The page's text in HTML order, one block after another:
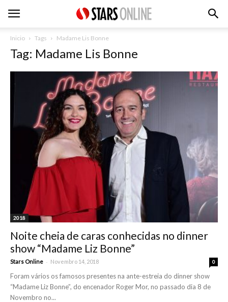
Inicio Tags Madame Lis Bonne
Tag: Madame Lis Bonne
2018
Noite cheia de caras conhecidas no dinner
show “Madame Liz Bonne”
Stars Online - Novembro 14, 2018 0
Foram vários os famosos presentes na ante-estreia do dinner show
“Madame Liz Bonne”, do encenador Roger Mor, no passado dia 8 de
Novembro no...